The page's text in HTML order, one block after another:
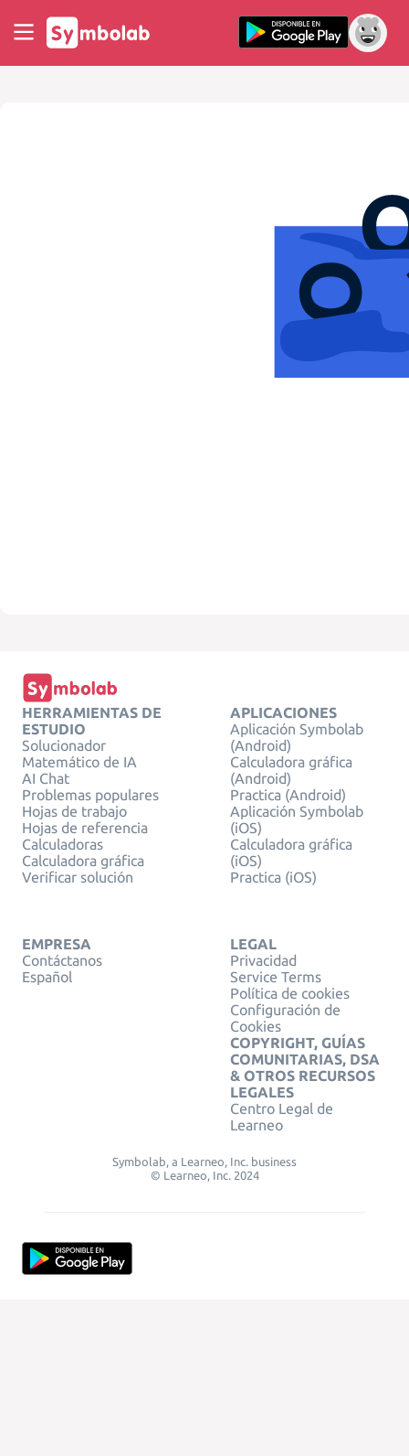
HERRAMIENTAS DE
ESTUDIO
Solucionador
Matemático de IA
AI Chat
Problemas populares
Hojas de trabajo
Hojas de referencia
Calculadoras
Calculadora gráfica
Verificar solución
APLICACIONES
Aplicación Symbolab
(Android)
Calculadora gráfica
(Android)
Practica (Android)
Aplicación Symbolab
(iOS)
Calculadora gráfica
(iOS)
Practica (iOS)
EMPRESA
Contáctanos
Español
LEGAL
Privacidad
Service Terms
Política de cookies
Configuración de
Cookies
COPYRIGHT, GUÍAS
COMUNITARIAS, DSA
& OTROS RECURSOS
LEGALES
Centro Legal de
Learneo
Symbolab, a Learneo, Inc. business
© Learneo, Inc. 2024